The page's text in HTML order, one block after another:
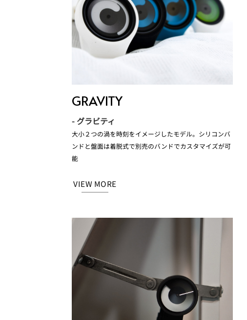
GRAVITY
- グラビティ
大小２つの渦を時刻をイメージしたモデル。シリコンバ
ンドと盤面は着脱式で別売のバンドでカスタマイズが可
能
VIEW MORE